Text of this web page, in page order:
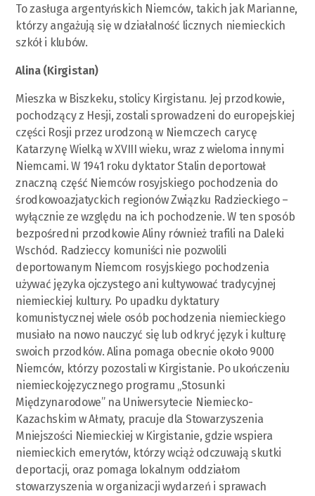
To zasługa argentyńskich Niemców, takich jak Marianne,
którzy angażują się w działalność licznych niemieckich
szkół i klubów.
Alina (Kirgistan)
Mieszka w Biszkeku, stolicy Kirgistanu. Jej przodkowie,
pochodzący z Hesji, zostali sprowadzeni do europejskiej
części Rosji przez urodzoną w Niemczech carycę
Katarzynę Wielką w XVIII wieku, wraz z wieloma innymi
Niemcami. W 1941 roku dyktator Stalin deportował
znaczną część Niemców rosyjskiego pochodzenia do
środkowoazjatyckich regionów Związku Radzieckiego –
wyłącznie ze względu na ich pochodzenie. W ten sposób
bezpośredni przodkowie Aliny również trafili na Daleki
Wschód. Radzieccy komuniści nie pozwolili
deportowanym Niemcom rosyjskiego pochodzenia
używać języka ojczystego ani kultywować tradycyjnej
niemieckiej kultury. Po upadku dyktatury
komunistycznej wiele osób pochodzenia niemieckiego
musiało na nowo nauczyć się lub odkryć język i kulturę
swoich przodków. Alina pomaga obecnie około 9000
Niemców, którzy pozostali w Kirgistanie. Po ukończeniu
niemieckojęzycznego programu „Stosunki
Międzynarodowe” na Uniwersytecie Niemiecko-
Kazachskim w Ałmaty, pracuje dla Stowarzyszenia
Mniejszości Niemieckiej w Kirgistanie, gdzie wspiera
niemieckich emerytów, którzy wciąż odczuwają skutki
deportacji, oraz pomaga lokalnym oddziałom
stowarzyszenia w organizacji wydarzeń i sprawach